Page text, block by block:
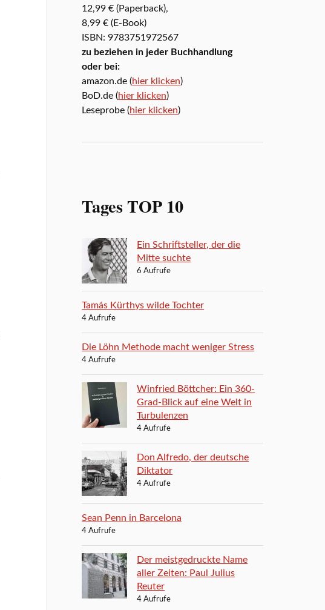
12,99 € (Paperback),
8,99 € (E-Book)
ISBN: 9783751972567
zu beziehen in jeder Buchhandlung
oder bei:
amazon.de (hier klicken)
BoD.de (hier klicken)
Leseprobe (hier klicken)
Tages TOP 10
Ein Schriftsteller, der die
Mitte suchte
6 Aufrufe
Tamás Kürthys wilde Tochter
4 Aufrufe
Die Löhn Methode macht weniger Stress
4 Aufrufe
Winfried Böttcher: Ein 360-
Grad-Blick auf eine Welt in
Turbulenzen
4 Aufrufe
Don Alfredo, der deutsche
Diktator
4 Aufrufe
Sean Penn in Barcelona
4 Aufrufe
Der meistgedruckte Name
aller Zeiten: Paul Julius
Reuter
4 Aufrufe